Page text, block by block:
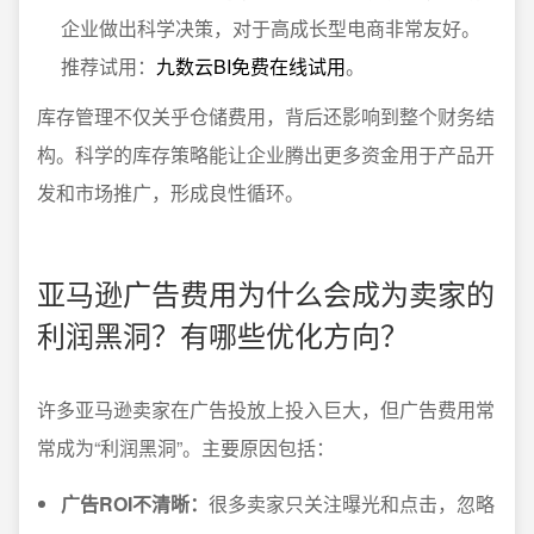
企业做出科学决策，对于高成长型电商非常友好。
推荐试用： 九数云BI免费在线试用。
库存管理不仅关乎仓储费用，背后还影响到整个财务结
构。科学的库存策略能让企业腾出更多资金用于产品开
发和市场推广，形成良性循环。
亚马逊广告费用为什么会成为卖家的
利润黑洞？有哪些优化方向？
许多亚马逊卖家在广告投放上投入巨大，但广告费用常
常成为“利润黑洞”。主要原因包括：
广告ROI不清晰： 很多卖家只关注曝光和点击，忽略